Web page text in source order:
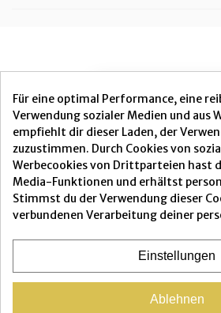
Alle Preise verstehen sich inklusive
Versand
© 2025 macroviva.de | c/o
Lustgartenstrasse 103 79589 Weil
Für eine optimal Performance, eine
Verwendung sozialer Medien und aus
empfiehlt dir dieser Laden, der
zuzustimmen. Durch Cookies von
Werbecookies von Drittparteien hast
Media-Funktionen und erhältst
Stimmst du der Verwendung dieser
verbundenen Verarbeitung deiner
Einstellungen
Ablehnen